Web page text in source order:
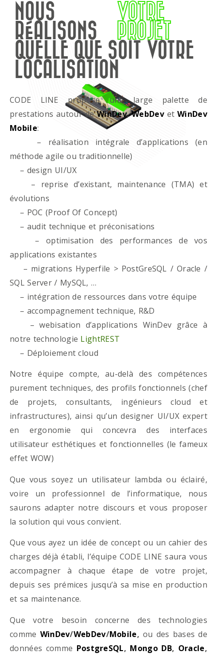
NOUS
RÉALISONS
VOTRE
PROJET
QUELLE QUE SOIT VOTRE
LOCALISATION
CODE LINE propose une large palette de
prestations autour deWinDev,WebDevet WinDev
Mobile:
– réalisation intégrale d’applications (en
méthode agile ou traditionnelle)
– design UI/UX
– reprise d’existant, maintenance (TMA) et
évolutions
– POC (Proof Of Concept)
– audit technique et préconisations
– optimisation des performances de vos
applications existantes
– migrations Hyperfile > PostGreSQL / Oracle /
SQL Server / MySQL, …
– intégration de ressources dans votre équipe
– accompagnement technique, R&D
– webisation d’applications WinDev grâce à
notre technologie LightREST
– Déploiement cloud
Notre équipe compte, au-delà des compétences
purement techniques, des profils fonctionnels (chef
de projets, consultants, ingénieurs cloud et
infrastructures), ainsi qu’un designer UI/UX expert
en ergonomie qui concevra des interfaces
utilisateur esthétiques et fonctionnelles (le fameux
effet WOW)
Que vous soyez un utilisateur lambda ou éclairé,
voire un professionnel de l’informatique, nous
saurons adapter notre discours et vous proposer
la solution qui vous convient.
Que vous ayez un idée de concept ou un cahier des
charges déjà établi, l’équipe CODE LINE saura vous
accompagner à chaque étape de votre projet,
depuis ses prémices jusqu’à sa mise en production
et sa maintenance.
Que votre besoin concerne des technologies
comme WinDev/WebDev/Mobile, ou des bases de
données comme PostgreSQL, Mongo DB, Oracle,